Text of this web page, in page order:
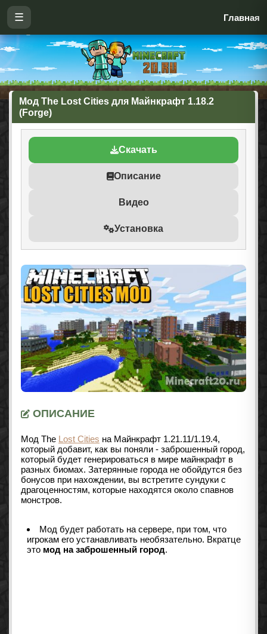
☰ Главная
Мод The Lost Cities для Майнкрафт 1.18.2
(Forge)
Скачать
Описание
Видео
Установка
ОПИСАНИЕ
Мод The Lost Cities на Майнкрафт 1.21.11/1.19.4,
который добавит, как вы поняли - заброшенный город,
который будет генерироваться в мире майнкрафт в
разных биомах. Затерянные города не обойдутся без
бонусов при нахождении, вы встретите сундуки с
драгоценностям, которые находятся около спавнов
монстров.
Мод будет работать на сервере, при том, что
игрокам его устанавливать необязательно. Вкратце
это мод на заброшенный город.